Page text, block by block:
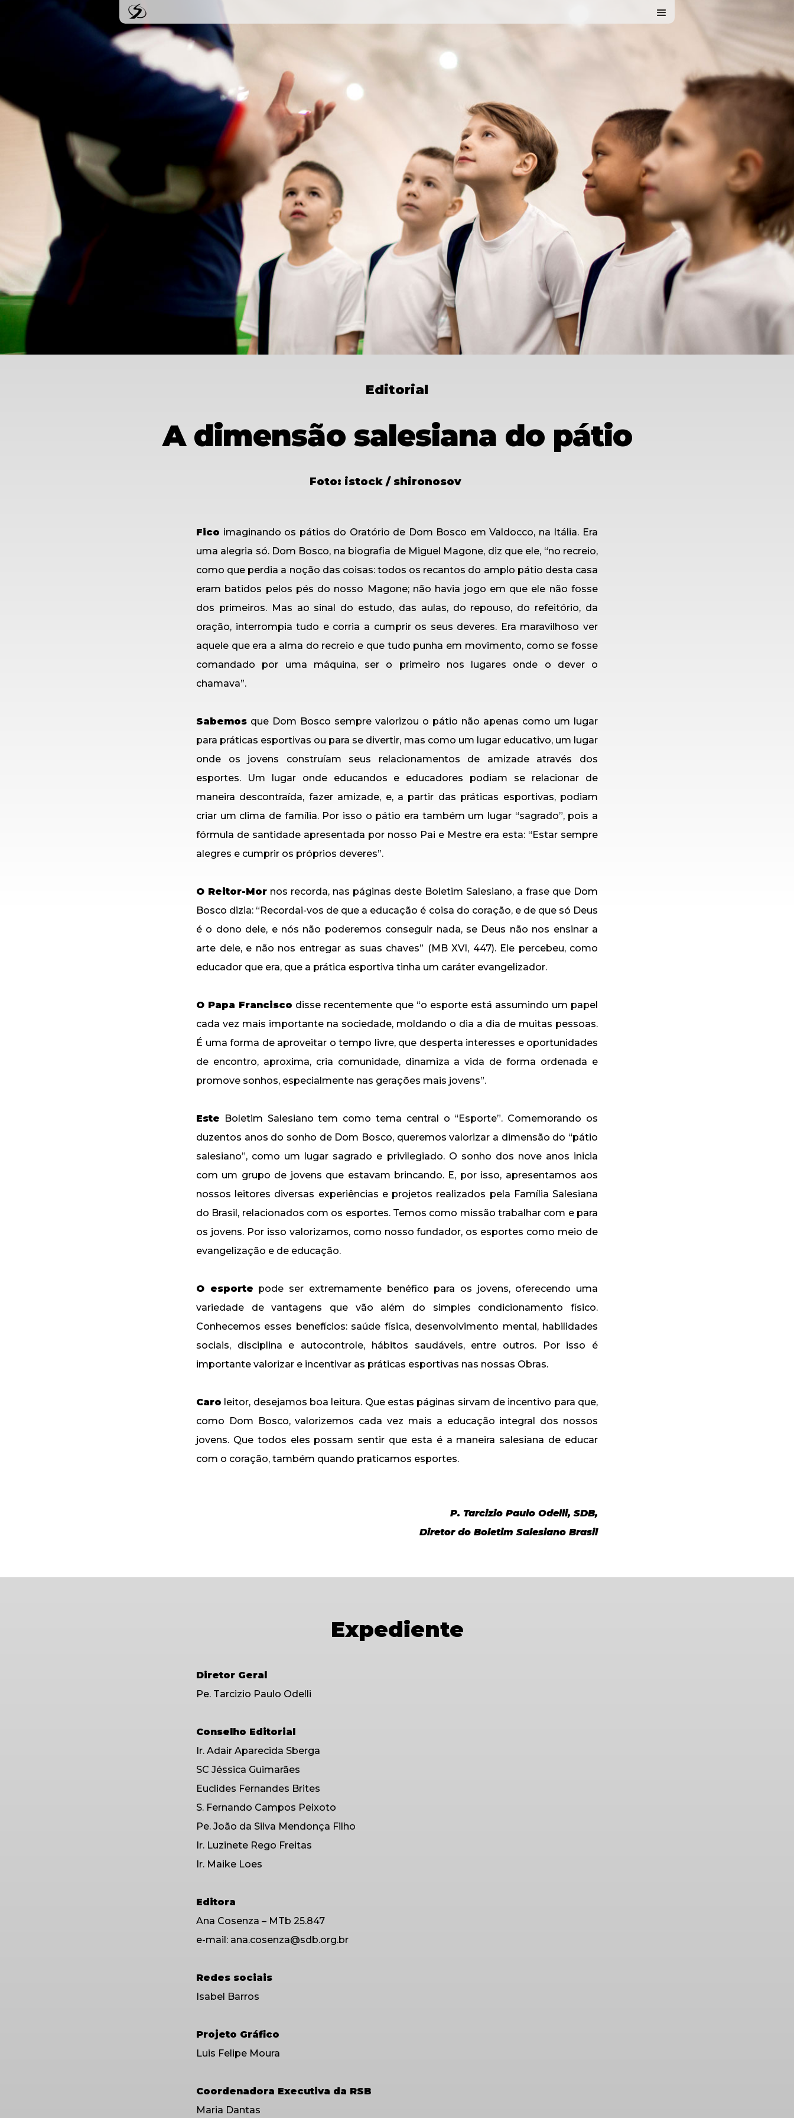
Editorial
A dimensão salesiana do pátio
Foto: istock / shironosov
Fico imaginando os pátios do Oratório de Dom Bosco em Valdocco, na Itália. Era
uma alegria só. Dom Bosco, na biografia de Miguel Magone, diz que ele, “no recreio,
como que perdia a noção das coisas: todos os recantos do amplo pátio desta casa
eram batidos pelos pés do nosso Magone; não havia jogo em que ele não fosse
dos primeiros. Mas ao sinal do estudo, das aulas, do repouso, do refeitório, da
oração, interrompia tudo e corria a cumprir os seus deveres. Era maravilhoso ver
aquele que era a alma do recreio e que tudo punha em movimento, como se fosse
comandado por uma máquina, ser o primeiro nos lugares onde o dever o
chamava”.
Sabemos que Dom Bosco sempre valorizou o pátio não apenas como um lugar
para práticas esportivas ou para se divertir, mas como um lugar educativo, um lugar
onde os jovens construíam seus relacionamentos de amizade através dos
esportes. Um lugar onde educandos e educadores podiam se relacionar de
maneira descontraída, fazer amizade, e, a partir das práticas esportivas, podiam
criar um clima de família. Por isso o pátio era também um lugar “sagrado”, pois a
fórmula de santidade apresentada por nosso Pai e Mestre era esta: “Estar sempre
alegres e cumprir os próprios deveres”.
O Reitor-Mor nos recorda, nas páginas deste Boletim Salesiano, a frase que Dom
Bosco dizia: “Recordai-vos de que a educação é coisa do coração, e de que só Deus
é o dono dele, e nós não poderemos conseguir nada, se Deus não nos ensinar a
arte dele, e não nos entregar as suas chaves” (MB XVI, 447). Ele percebeu, como
educador que era, que a prática esportiva tinha um caráter evangelizador.
O Papa Francisco disse recentemente que “o esporte está assumindo um papel
cada vez mais importante na sociedade, moldando o dia a dia de muitas pessoas.
É uma forma de aproveitar o tempo livre, que desperta interesses e oportunidades
de encontro, aproxima, cria comunidade, dinamiza a vida de forma ordenada e
promove sonhos, especialmente nas gerações mais jovens”.
Este Boletim Salesiano tem como tema central o “Esporte”. Comemorando os
duzentos anos do sonho de Dom Bosco, queremos valorizar a dimensão do “pátio
salesiano”, como um lugar sagrado e privilegiado. O sonho dos nove anos inicia
com um grupo de jovens que estavam brincando. E, por isso, apresentamos aos
nossos leitores diversas experiências e projetos realizados pela Família Salesiana
do Brasil, relacionados com os esportes. Temos como missão trabalhar com e para
os jovens. Por isso valorizamos, como nosso fundador, os esportes como meio de
evangelização e de educação.
O esporte pode ser extremamente benéfico para os jovens, oferecendo uma
variedade de vantagens que vão além do simples condicionamento físico.
Conhecemos esses benefícios: saúde física, desenvolvimento mental, habilidades
sociais, disciplina e autocontrole, hábitos saudáveis, entre outros. Por isso é
importante valorizar e incentivar as práticas esportivas nas nossas Obras.
Caro leitor, desejamos boa leitura. Que estas páginas sirvam de incentivo para que,
como Dom Bosco, valorizemos cada vez mais a educação integral dos nossos
jovens. Que todos eles possam sentir que esta é a maneira salesiana de educar
com o coração, também quando praticamos esportes.
P. Tarcizio Paulo Odelli, SDB,
Diretor do Boletim Salesiano Brasil
Expediente
Diretor Geral
Pe. Tarcizio Paulo Odelli
Conselho Editorial
Ir. Adair Aparecida Sberga
SC Jéssica Guimarães
Euclides Fernandes Brites
S. Fernando Campos Peixoto
Pe. João da Silva Mendonça Filho
Ir. Luzinete Rego Freitas
Ir. Maike Loes
Editora
Ana Cosenza – MTb 25.847
e-mail: ana.cosenza@sdb.org.br
Redes sociais
Isabel Barros
Projeto Gráfico
Luis Felipe Moura
Coordenadora Executiva da RSB
Maria Dantas